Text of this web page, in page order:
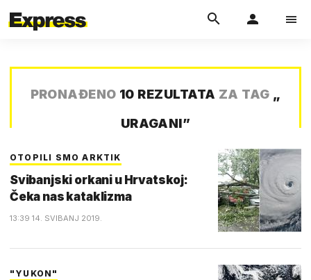
PRONAĐENO 10 REZULTATA ZA TAG „
URAGANI”
OTOPILI SMO ARKTIK
Svibanjski orkani u Hrvatskoj:
Čeka nas kataklizma
13:39 14. SVIBANJ 2019.
"YUKON"